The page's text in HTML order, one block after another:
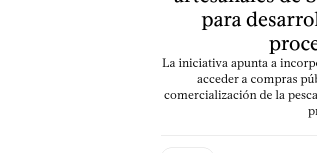
para
La iniciativa apunta a
acceder a compras
comercialización de la